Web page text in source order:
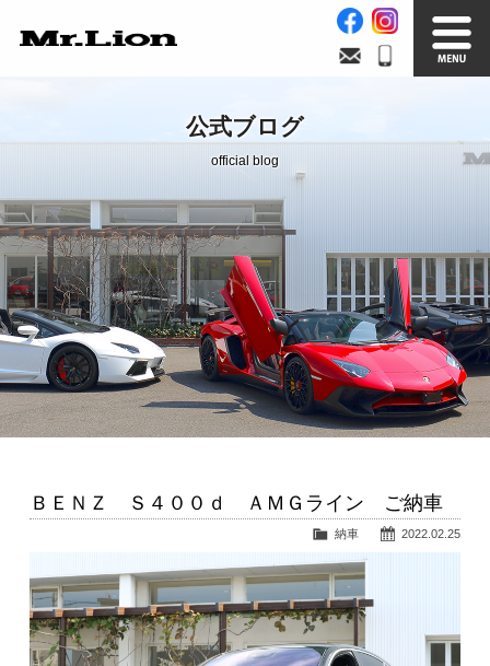
在庫車情報 買取無料査定
Factory
自社工場 サービス案内
Official Blog
公式ブログ
Company info.
会社案内
公式ブログ
official blog
ＢＥＮＺ Ｓ４００ｄ ＡＭＧライン ご納車
2022.02.25
納車